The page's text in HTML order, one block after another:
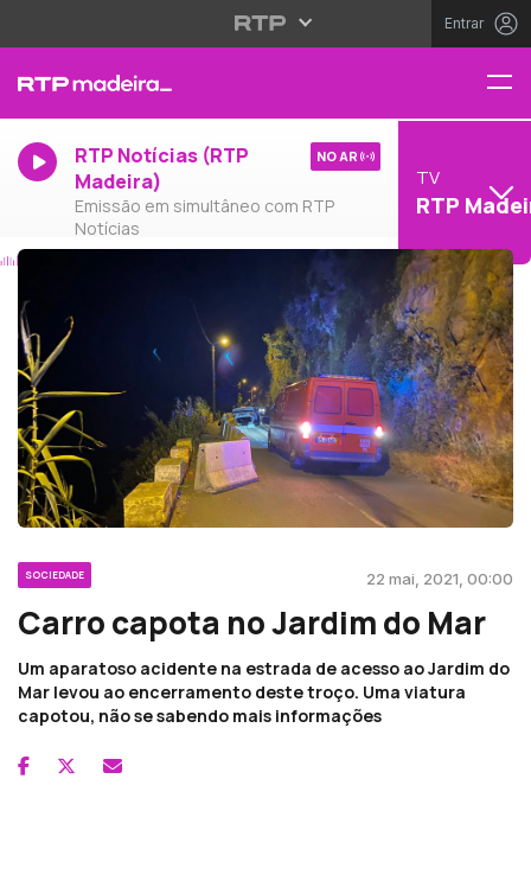
Entrar
RTP Notícias (RTP
Madeira)
Emissão em simultâneo com RTP
Notícias
NO AR
TV
RTP
SOCIEDADE 22 mai, 2021, 00:00
Carro capota no Jardim do Mar
Um aparatoso acidente na estrada de acesso ao Jardim do
Mar levou ao encerramento deste troço. Uma viatura
capotou, não se sabendo mais informações